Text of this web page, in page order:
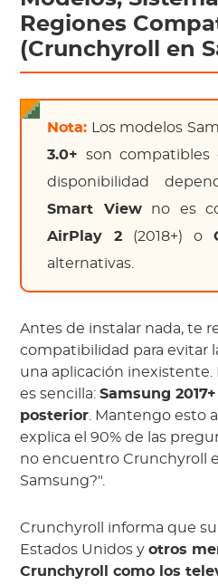
Regiones
(Crunchyroll en
Nota: Los modelos
3.0+ son compatibles
disponibilidad
Smart Viewno es
AirPlay 2 (2018+) o
alternativas.
Antes de instalar nada, te
compatibilidad para evitar
una aplicación inexistente.
es sencilla:Samsung
posterior . Mantengo esto
explica el 90% de las
no encuentro Crunchyroll
Samsung?".
Crunchyroll informa que
Estados Unidos yotros
Crunchyroll como los